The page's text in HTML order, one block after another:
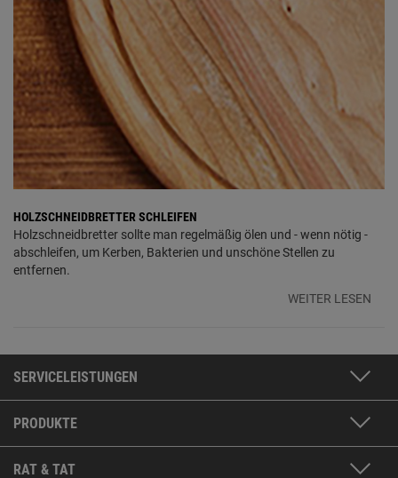
HOLZSCHNEIDBRETTER SCHLEIFEN
Holzschneidbretter sollte man regelmäßig ölen und - wenn nötig -
abschleifen, um Kerben, Bakterien und unschöne Stellen zu
entfernen.
WEITER LESEN
SERVICELEISTUNGEN
PRODUKTE
RAT & TAT